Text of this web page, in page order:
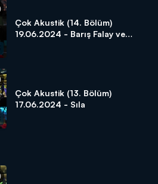
Çok Akustik (14. Bölüm)
19.06.2024 - Barış Falay ve
Çok Akustik (13. Bölüm)
17.06.2024 - Sıla